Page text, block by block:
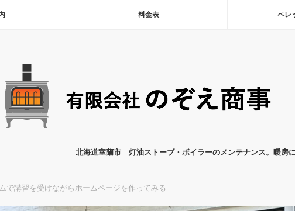
料金表 ペレ
北海道室蘭市 灯油ストーブ・ボイラーのメンテナンス。暖房
で講習を受けながらホームページを作ってみる